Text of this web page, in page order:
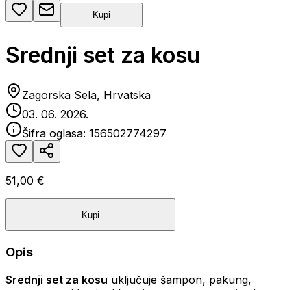
Kupi
Srednji set za kosu
Zagorska Sela, Hrvatska
03. 06. 2026.
Šifra oglasa: 156502774297
51,00 €
Kupi
Opis
Srednji set za kosu uključuje šampon, pakung,